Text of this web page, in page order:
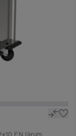
EN längs